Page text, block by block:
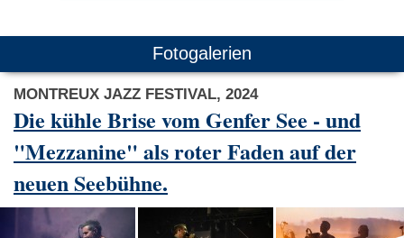
Fotogalerien
MONTREUX JAZZ FESTIVAL, 2024
Die kühle Brise vom Genfer See - und
"Mezzanine" als roter Faden auf der
neuen Seebühne.